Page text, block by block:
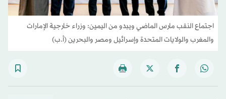
اجتماع النقب مارس الماضي ويبدو من اليمين: وزراء خارجية الإمارات
والمغرب والولايات المتحدة وإسرائيل ومصر والبحرين (أ.ب)